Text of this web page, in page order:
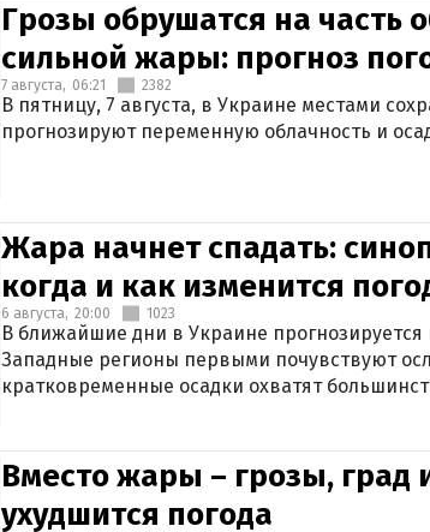
Грозы обрушатся на часть
сильной жары: прогноз
7 августа, 06:21 2382
В пятницу, 7 августа, в Украине местами
прогнозируют переменную облачность и
Жара начнет спадать:
когда и как изменится
6 августа, 20:00 1023
В ближайшие дни в Украине
Западные регионы первыми почувствуют
кратковременные осадки охватят
Вместо жары – грозы, град
ухудшится погода